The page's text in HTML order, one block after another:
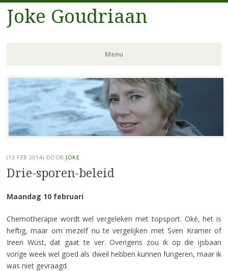
Joke Goudriaan
Menu
Spring
naar
inhoud
(13 FEB 2014) DOOR JOKE
Drie-sporen-beleid
Maandag 10 februari
Chemotherapie wordt wel vergeleken met topsport. Oké, het is
heftig, maar om mezelf nu te vergelijken met Sven Kramer of
Ireen Wüst, dat gaat te ver. Overigens zou ik op die ijsbaan
vorige week wel goed als dweil hebben kunnen fungeren, maar ik
was niet gevraagd.